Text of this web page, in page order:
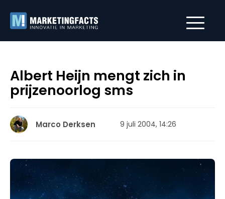
Albert Heijn mengt zich in
prijzenoorlog sms
Marco Derksen 9 juli 2004, 14:26